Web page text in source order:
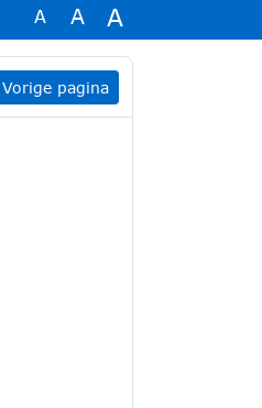
A A A
Vorige pagina